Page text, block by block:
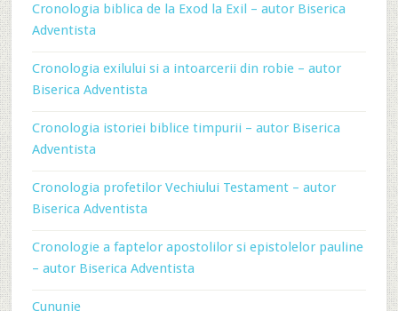
Cronologia biblica de la Exod la Exil – autor Biserica
Adventista
Cronologia exilului si a intoarcerii din robie – autor
Biserica Adventista
Cronologia istoriei biblice timpurii – autor Biserica
Adventista
Cronologia profetilor Vechiului Testament – autor
Biserica Adventista
Cronologie a faptelor apostolilor si epistolelor pauline
– autor Biserica Adventista
Cununie